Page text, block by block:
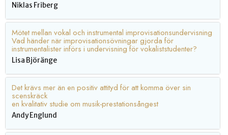
Niklas Friberg
Mötet mellan vokal och instrumental improvisationsundervisning
Vad händer när improvisationsövningar gjorda för
instrumentalister införs i undervisning för vokaliststudenter?
Lisa Björänge
Det krävs mer än en positiv attityd för att komma över sin
scenskräck
en kvalitativ studie om musik-prestationsångest
Andy Englund